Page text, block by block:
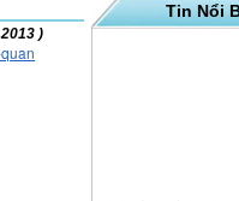
)
Tin Nổi